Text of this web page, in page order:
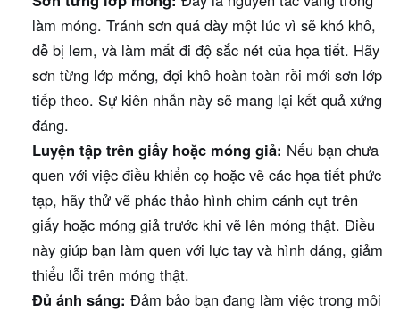
làm móng. Tránh sơn quá dày một lúc vì sẽ khó khô,
dễ bị lem, và làm mất đi độ sắc nét của họa tiết. Hãy
sơn từng lớp mỏng, đợi khô hoàn toàn rồi mới sơn lớp
tiếp theo. Sự kiên nhẫn này sẽ mang lại kết quả xứng
đáng.
Luyện tập trên giấy hoặc móng giả: Nếu bạn chưa
quen với việc điều khiển cọ hoặc vẽ các họa tiết phức
tạp, hãy thử vẽ phác thảo hình chim cánh cụt trên
giấy hoặc móng giả trước khi vẽ lên móng thật. Điều
này giúp bạn làm quen với lực tay và hình dáng, giảm
thiểu lỗi trên móng thật.
Đủ ánh sáng: Đảm bảo bạn đang làm việc trong môi